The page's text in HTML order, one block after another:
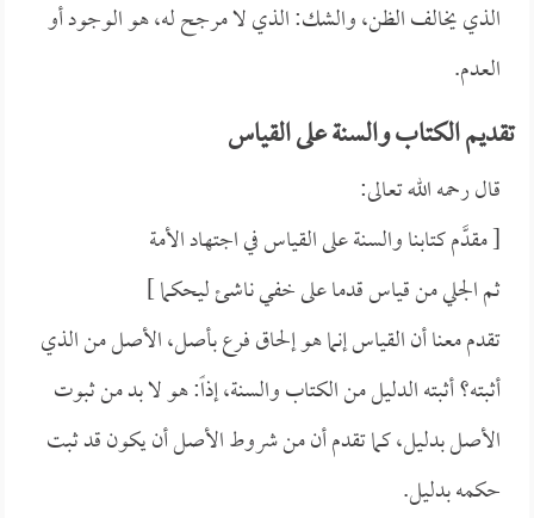
الذي يخالف الظن، والشك: الذي لا مرجح له، هو الوجود أو
العدم.
تقديم الكتاب والسنة على القياس
قال رحمه الله تعالى:
[ مقدَّم كتابنا والسنة على القياس في اجتهاد الأمة
ثم الجلي من قياس قدما على خفي ناشئ ليحكما ]
تقدم معنا أن القياس إنما هو إلحاق فرع بأصل، الأصل من الذي
أثبته؟ أثبته الدليل من الكتاب والسنة، إذاً: هو لا بد من ثبوت
الأصل بدليل، كما تقدم أن من شروط الأصل أن يكون قد ثبت
حكمه بدليل.